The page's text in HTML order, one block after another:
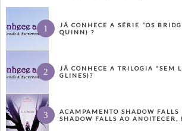
JÁ CONHECE A SÉRIE “OS
QUINN) ?
JÁ CONHECE A TRILOGIA “SEM
GLINES)?
ACAMPAMENTO SHADOW FALLS
SHADOW FALLS AO ANOITECER,